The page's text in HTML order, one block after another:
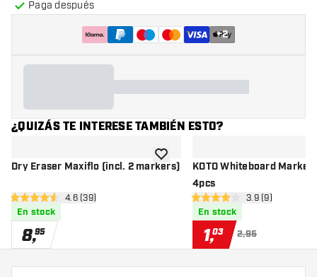
Paga después
+2
¿QUIZÁS TE INTERESE TAMBIÉN ESTO?
Dry Eraser Maxiflo (incl. 2 markers)
abrir panel de reseñas
4.6 estrellas de puntuación
4.6 (39)
En stock
8,95
añadir a la lista de deseos
KOTO Whiteboard Marker
4pcs
abrir panel de
3.9 estrellas de puntuación
3.9 (9)
En stock
1,03 2,95